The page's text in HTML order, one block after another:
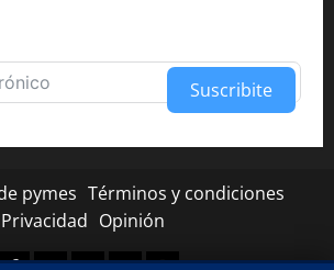
Suscribite
pymes Términos y condiciones
Privacidad Opinión
Facebook
TwitterLinkedinYoutubeInstagram